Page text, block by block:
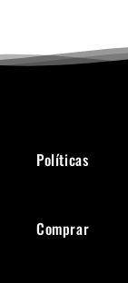
Políticas
Comprar